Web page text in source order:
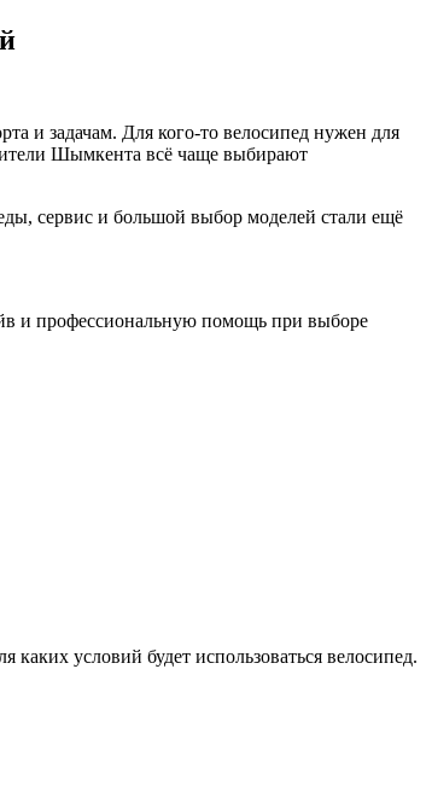
и задачам. Для кого-то велосипед нужен для
Шымкента всё чаще выбирают
сервис и большой выбор моделей стали ещё
и профессиональную помощь при выборе
условий будет использоваться велосипед.